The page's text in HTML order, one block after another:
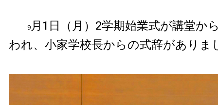
9月1日（月）2学期始業式が講堂か
われ、小家学校長からの式辞がありま